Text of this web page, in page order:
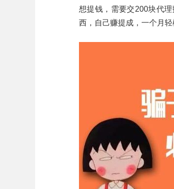
想提钱，需要交200块代
西，自己赚提成，一个月